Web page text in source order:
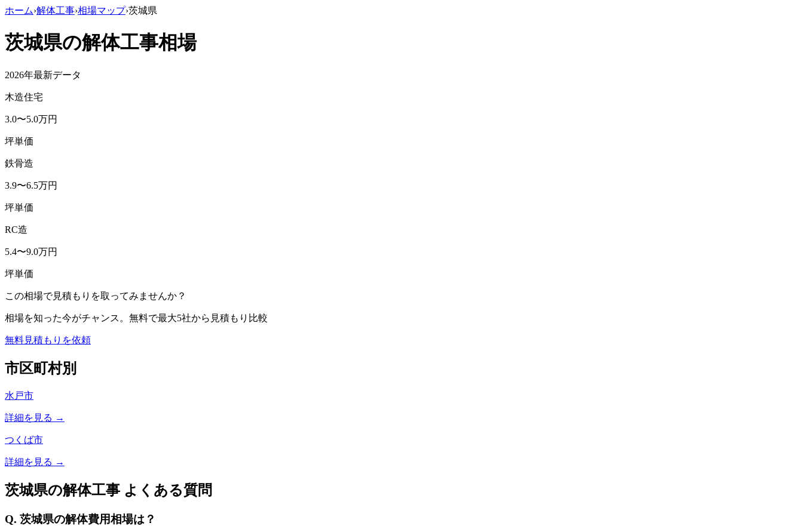
ホーム›解体工事›相場マップ›茨城県
茨城県の解体工事相場
2026年最新データ
木造住宅
3.0〜5.0万円
坪単価
鉄骨造
3.9〜6.5万円
坪単価
RC造
5.4〜9.0万円
坪単価
この相場で見積もりを取ってみませんか？
相場を知った今がチャンス。無料で最大5社から見積もり比較
無料見積もりを依頼
市区町村別
水戸市
詳細を見る →
つくば市
詳細を見る →
茨城県の解体工事 よくある質問
Q. 茨城県の解体費用相場は？